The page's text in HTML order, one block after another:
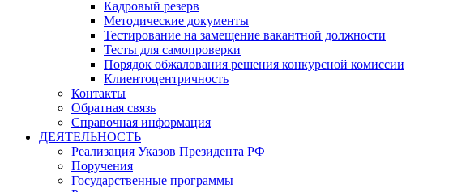
Кадровый резерв
Методические документы
Тестирование на замещение вакантной должности
Тесты для самопроверки
Порядок обжалования решения конкурсной комиссии
Клиентоцентричность
Контакты
Обратная связь
Справочная информация
ДЕЯТЕЛЬНОСТЬ
Реализация Указов Президента РФ
Поручения
Государственные программы